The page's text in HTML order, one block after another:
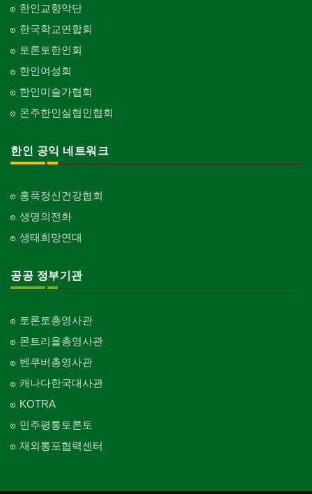
한인교향악단
한국학교연합회
토론토한인회
한인여성회
한인미술가협회
온주한인실협인협회
한인 공익 네트워크
홍푹정신건강협회
생명의전화
생태희망연대
공공 정부기관
토론토총영사관
몬트리올총영사관
벤쿠버총영사관
캐나다한국대사관
KOTRA
민주평통토론토
재외통포협력센터